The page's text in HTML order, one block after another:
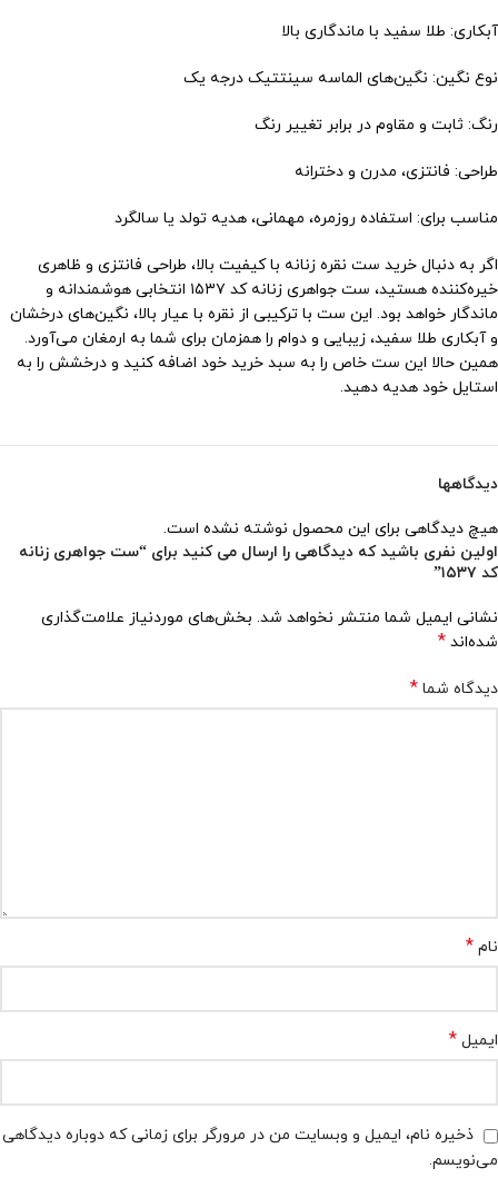
آبکاری: طلا سفید با ماندگاری بالا
نوع نگین: نگین‌های الماسه سینتتیک درجه یک
رنگ: ثابت و مقاوم در برابر تغییر رنگ
طراحی: فانتزی، مدرن و دخترانه
مناسب برای: استفاده روزمره، مهمانی، هدیه تولد یا سالگرد
اگر به دنبال خرید ست نقره زنانه با کیفیت بالا، طراحی فانتزی و ظاهری
خیره‌کننده هستید، ست جواهری زنانه کد ۱۵۳۷ انتخابی هوشمندانه و
ماندگار خواهد بود. این ست با ترکیبی از نقره با عیار بالا، نگین‌های درخشان
و آبکاری طلا سفید، زیبایی و دوام را همزمان برای شما به ارمغان می‌آورد.
همین حالا این ست خاص را به سبد خرید خود اضافه کنید و درخشش را به
استایل خود هدیه دهید.
دیدگاهها
هیچ دیدگاهی برای این محصول نوشته نشده است.
اولین نفری باشید که دیدگاهی را ارسال می کنید برای “ست جواهری زنانه
کد ۱۵۳۷”
نشانی ایمیل شما منتشر نخواهد شد. بخش‌های موردنیاز علامت‌گذاری
شده‌اند *
دیدگاه شما *
نام *
ایمیل *
ذخیره نام، ایمیل و وبسایت من در مرورگر برای زمانی که دوباره دیدگاهی
می‌نویسم.